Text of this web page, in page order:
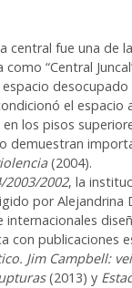
central fue una de
“Central
el espacio
los pisos
demuestran
(2004).
2002, la
por Alejandrina
publicaciones
Jim Campbell:
(2013) y